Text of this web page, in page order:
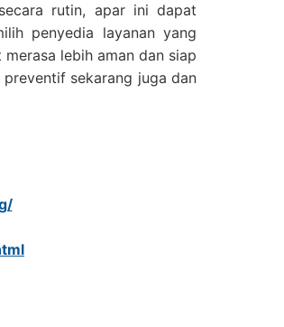
rutin, apar ini dapat
penyedia layanan yang
lebih aman dan siap
sekarang juga dan